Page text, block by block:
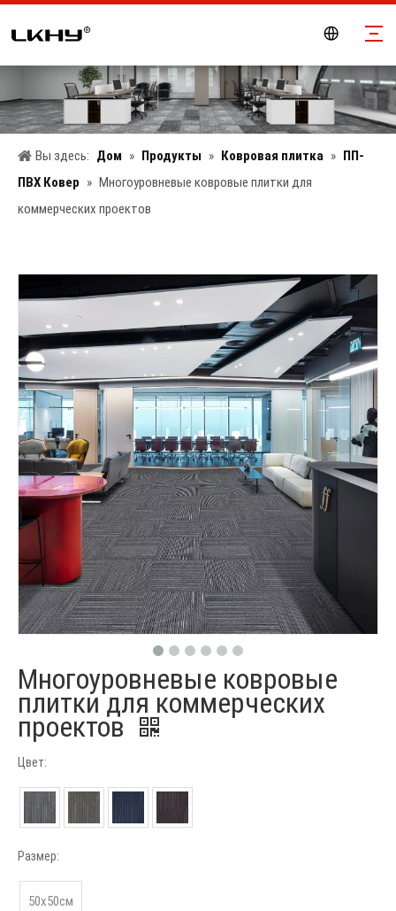
Вы здесь: Дом » Продукты » Ковровая плитка »
ПП-
ПВХ Ковер » Многоуровневые ковровые плитки для
коммерческих проектов
Многоуровневые ковровые
плитки для коммерческих
проектов
Цвет:
Размер:
50х50см